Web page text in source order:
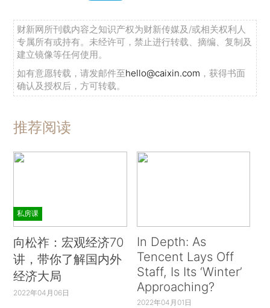
财新网所刊载内容之知识产权为财新传媒及/或相关权利人
专属所有或持有。未经许可，禁止进行转载、摘编、复制及
建立镜像等任何使用。
如有意愿转载，请发邮件至hello@caixin.com ，获得书面
确认及授权后，方可转载。
推荐阅读
私房课
向松祚：宏观经济70
讲，带你了解国内外
经济大局
2022年04月06日
In Depth: As
Tencent Lays Off
Staff, Is Its ‘Winter’
Approaching?
2022年04月01日